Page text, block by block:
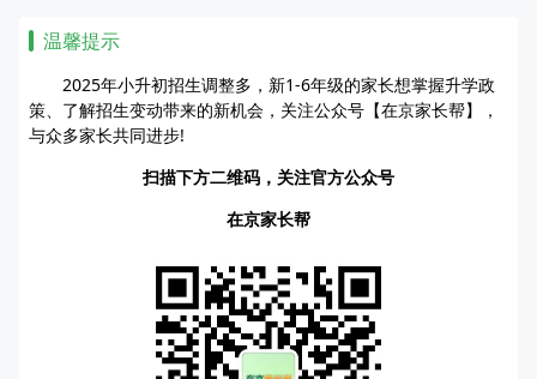
温馨提示
2025年小升初招生调整多，新1-6年级的家长想掌握升学政
策、了解招生变动带来的新机会，关注公众号【在京家长帮】，
与众多家长共同进步!
扫描下方二维码，关注官方公众号
在京家长帮